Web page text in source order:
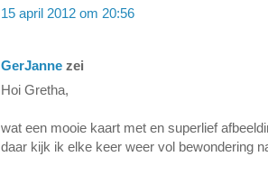
15 april 2012 om 20:56
GerJanne zei
Hoi Gretha,
wat een mooie kaart met en superlief
daar kijk ik elke keer weer vol bewondering